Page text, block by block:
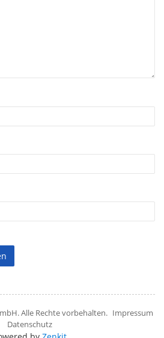
Alle Rechte vorbehalten. Impressum
Datenschutz